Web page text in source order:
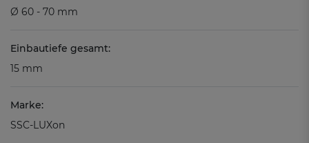
Ø 60 - 70 mm
Einbautiefe gesamt:
15 mm
Marke:
SSC-LUXon